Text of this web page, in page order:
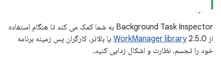
Background Task Inspector به شما کمک می کند تا هنگام استفاده
از
WorkManager library 2.5.0 یا بالاتر، کارگران پس زمینه برنامه
خود را تجسم، نظارت و اشکال زدایی کنید.